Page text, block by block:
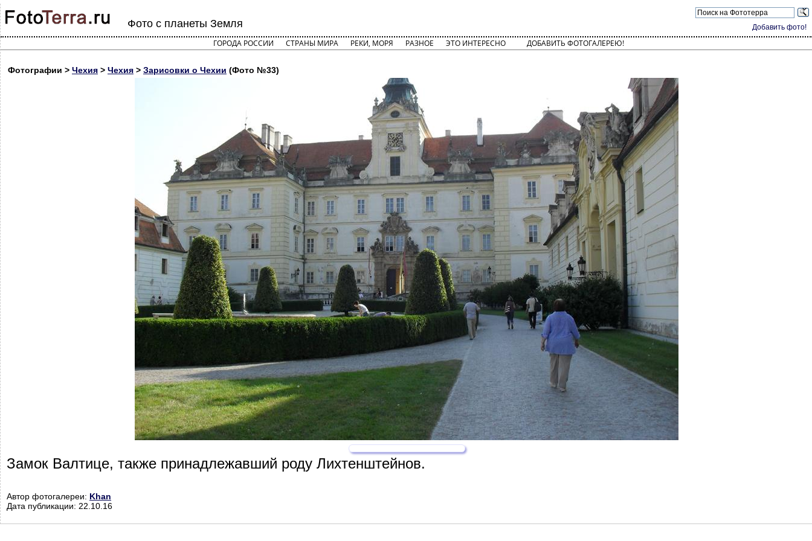
Добавить фото!
Фото с планеты Земля
ГОРОДА РОССИИ СТРАНЫ МИРА РЕКИ, МОРЯ РАЗНОЕ ЭТО ИНТЕРЕСНО ДОБАВИТЬ ФОТОГАЛЕРЕЮ!
Фотографии > Чехия > Чехия > Зарисовки о Чехии (Фото №33)
Замок Валтице, также принадлежавший роду Лихтенштейнов.
Автор фотогалереи: Khan
Дата публикации: 22.10.16